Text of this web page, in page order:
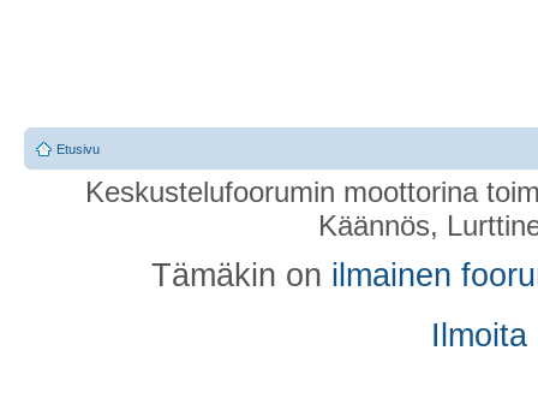
Etusivu
Keskustelufoorumin moottorina
Käännös,
Tämäkin on ilmainen